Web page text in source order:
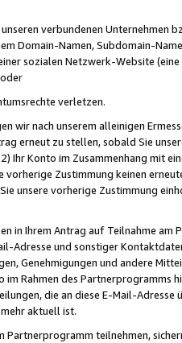
verbundenen Unternehmen
Domain-Namen, Subdomain-
sozialen Netzwerk-Website
verletzen.
wir nach unserem alleinigen
erneut zu stellen, sobald Sie
Ihr Konto im Zusammenhang mit
vorherige Zustimmung keinen
unsere vorherige Zustimmung
in Ihrem Antrag auf Teilnahme
Adresse und sonstiger
Genehmigungen und andere
Rahmen des Partnerprogramms
die an diese E-Mail-
aktuell ist.
Partnerprogramm teilnehmen,